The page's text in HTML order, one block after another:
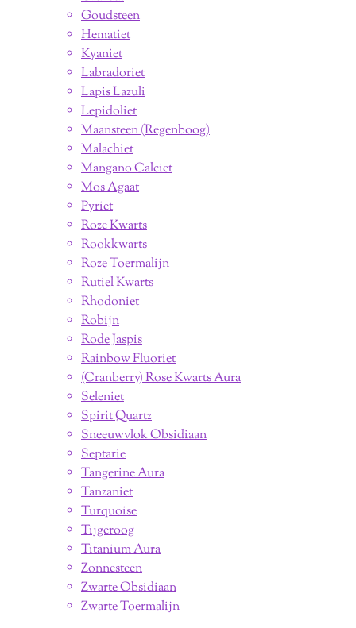
Goudsteen
Hematiet
Kyaniet
Labradoriet
Lapis Lazuli
Lepidoliet
Maansteen (Regenboog)
Malachiet
Mangano Calciet
Mos Agaat
Pyriet
Roze Kwarts
Rookkwarts
Roze Toermalijn
Rutiel Kwarts
Rhodoniet
Robijn
Rode Jaspis
Rainbow Fluoriet
(Cranberry) Rose Kwarts Aura
Seleniet
Spirit Quartz
Sneeuwvlok Obsidiaan
Septarie
Tangerine Aura
Tanzaniet
Turquoise
Tijgeroog
Titanium Aura
Zonnesteen
Zwarte Obsidiaan
Zwarte Toermalijn